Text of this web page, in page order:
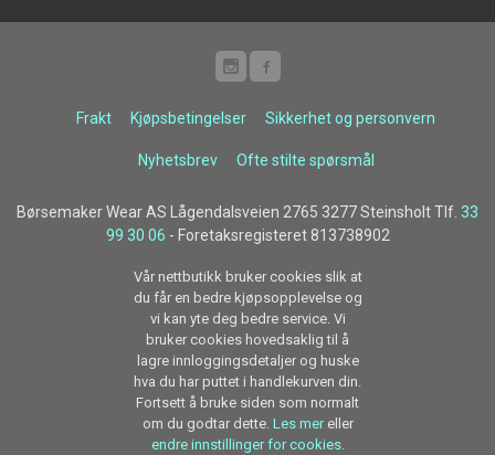
Frakt Kjøpsbetingelser Sikkerhet og personvern
Nyhetsbrev Ofte stilte spørsmål
Børsemaker Wear AS Lågendalsveien 2765 3277 Steinsholt Tlf. 33
99 30 06 - Foretaksregisteret 813738902
Vår nettbutikk bruker cookies slik at
du får en bedre kjøpsopplevelse og
vi kan yte deg bedre service. Vi
bruker cookies hovedsaklig til å
lagre innloggingsdetaljer og huske
hva du har puttet i handlekurven din.
Fortsett å bruke siden som normalt
om du godtar dette. Les mer eller
endre innstillinger for cookies.